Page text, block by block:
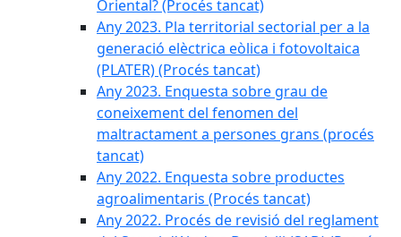
Oriental? (Procés tancat)
Any 2023. Pla territorial sectorial per a la
generació elèctrica eòlica i fotovoltaica
(PLATER) (Procés tancat)
Any 2023. Enquesta sobre grau de
coneixement del fenomen del
maltractament a persones grans (procés
tancat)
Any 2022. Enquesta sobre productes
agroalimentaris (Procés tancat)
Any 2022. Procés de revisió del reglament